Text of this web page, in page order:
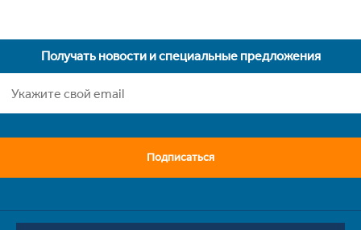
Получать новости и специальные предложения
Подписаться